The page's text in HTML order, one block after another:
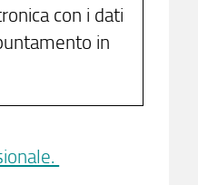
con i dati
in